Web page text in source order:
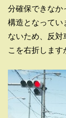
分確保できなか
構造となってい
ないため、反対
こを右折します